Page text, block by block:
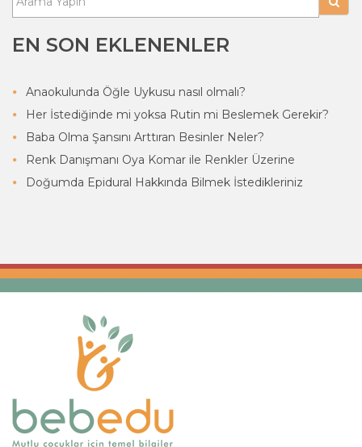
EN SON EKLENENLER
Anaokulunda Öğle Uykusu nasıl olmalı?
Her İstediğinde mi yoksa Rutin mi Beslemek Gerekir?
Baba Olma Şansını Arttıran Besinler Neler?
Renk Danışmanı Oya Komar ile Renkler Üzerine
Doğumda Epidural Hakkında Bilmek İstedikleriniz